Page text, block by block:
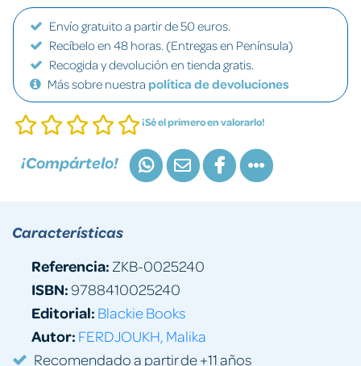
Envío gratuito a partir de 50 euros.
Recíbelo en 48 horas. (Entregas en Península)
Recogida y devolución en tienda gratis.
Más sobre nuestra política de devoluciones
¡Sé el primero en valorarlo!
¡Compártelo!
Características
Referencia: ZKB-0025240
ISBN:9788410025240
Editorial: Blackie Books
Autor: FERDJOUKH, Malika
Recomendado a partir de +11 años